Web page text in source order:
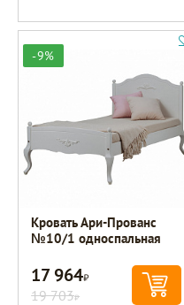
-9%
Кровать Ари-Прованс
№10/1 односпальная
17 964Р
19 703Р